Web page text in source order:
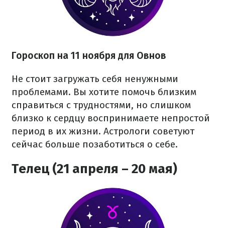
Гороскоп на 11 ноября для Овнов
Не стоит загружать себя ненужными
проблемами. Вы хотите помочь близким
справиться с трудностями, но слишком
близко к сердцу воспринимаете непростой
период в их жизни. Астрологи советуют
сейчас больше позаботиться о себе.
Телец (21 апреля – 20 мая)